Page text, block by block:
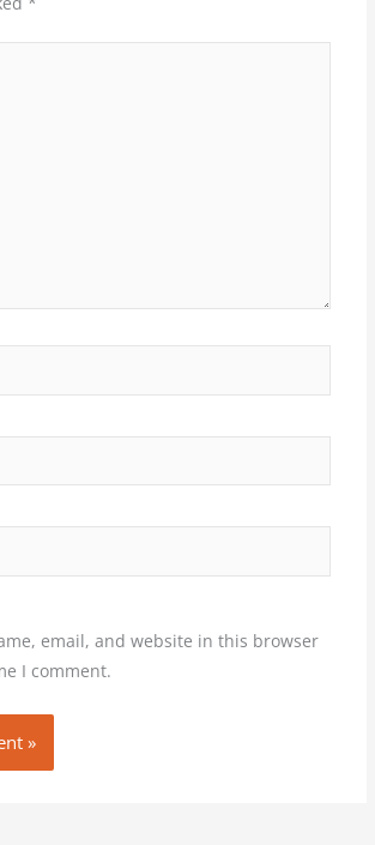
email, and website in this browser
I comment.